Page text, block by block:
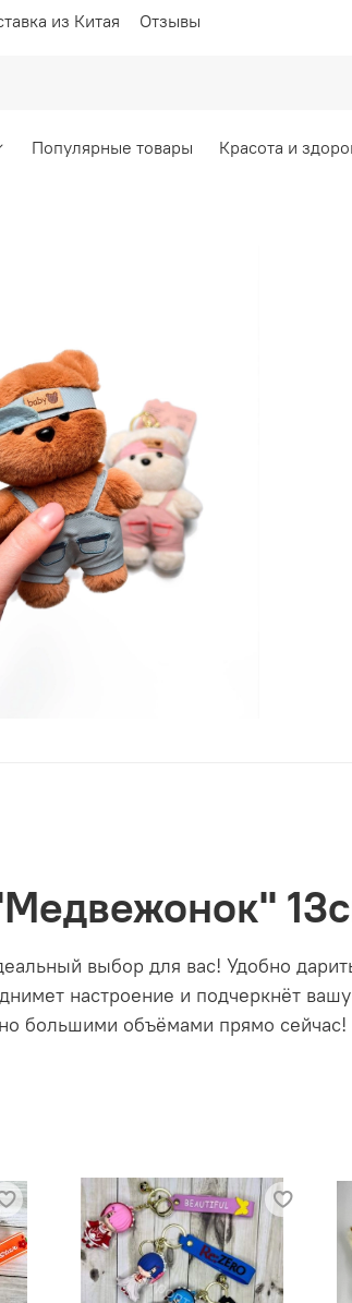
из Китая Отзывы
Популярные товары Красота и
выбор для вас! Удобно
настроение и подчеркнёт
большими объёмами прямо сейчас!